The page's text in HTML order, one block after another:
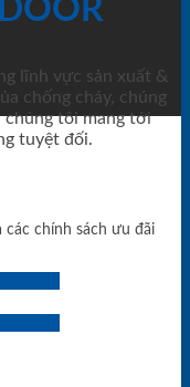
lĩnh vực sản xuất &
chống cháy, chúng
chúng tôi mang tới
tuyệt đối.
các chính sách ưu đãi